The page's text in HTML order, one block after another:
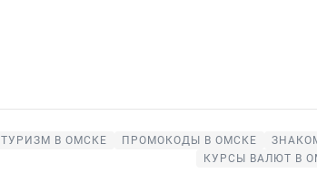
ТУРИЗМ В ОМСКЕ ПРОМОКОДЫ В ОМСКЕ
КУРСЫ ВАЛЮТ В